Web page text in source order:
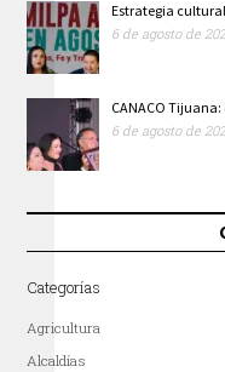
Estrategia
6 de agosto de
CANACO
6 de agosto de
Categorías
Agricultura
Alcaldías